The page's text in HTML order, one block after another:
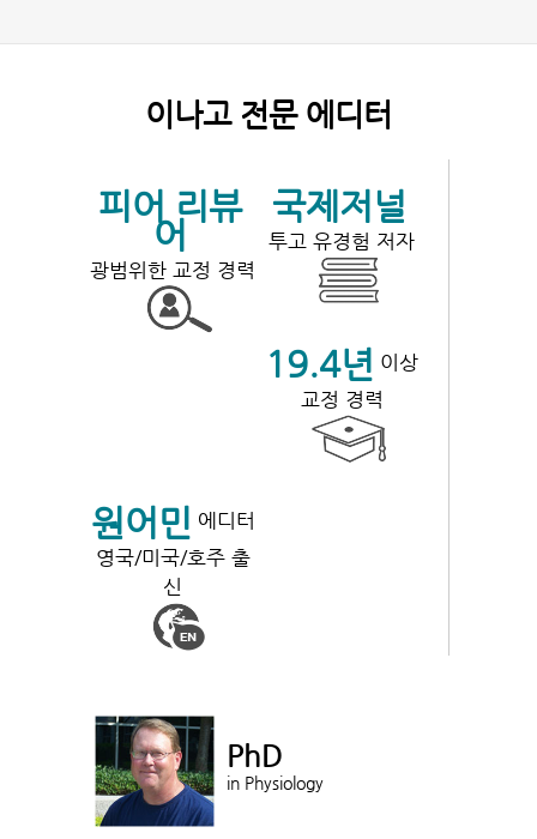
이나고 전문 에디터
피어 리뷰
어
광범위한 교정 경력
국제저널
투고 유경험 저자
19.4년 이상
교정 경력
원어민 에디터
영국/미국/호주 출
신
PhD
in Physiology